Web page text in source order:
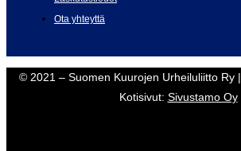
Ota yhteyttä
© 2021 – Suomen Kuurojen Urheiluliitto Ry |
Kotisivut: Sivustamo Oy